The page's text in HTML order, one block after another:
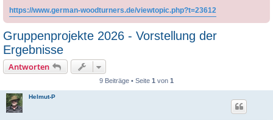
https://www.german-woodturners.de/viewtopic.php?t=23612
Gruppenprojekte 2026 - Vorstellung der
Ergebnisse
Antworten
9 Beiträge • Seite 1 von 1
Helmut-P